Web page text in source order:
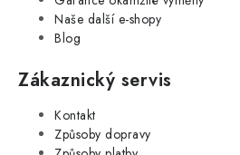
Naše další e-shopy
Blog
Zákaznický servis
Kontakt
Způsoby dopravy